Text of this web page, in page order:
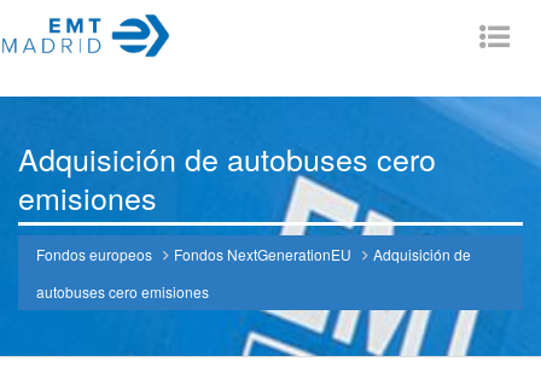
Adquisición de autobuses cero
emisiones
Fondos europeos Fondos NextGenerationEU
Adquisición de
autobuses cero emisiones